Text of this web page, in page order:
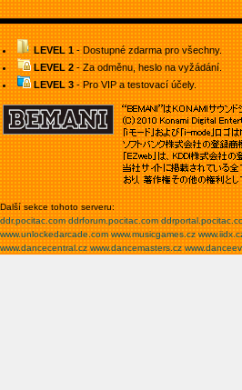
LEVEL 1- Dostupné zdarma pro všechny.
LEVEL 2- Za odměnu, heslo na vyžádání.
LEVEL 3- Pro VIP a testovací účely.
Další sekce tohoto serveru:
ddr.pocitac.com ddrforum.pocitac.com
www.unlockedarcade.com www.musicgames.cz
www.dancecentral.cz www.dancemasters.cz